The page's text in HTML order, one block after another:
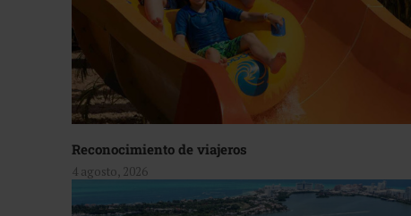
Reconocimiento de viajeros
4 agosto, 2026